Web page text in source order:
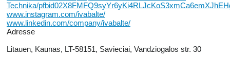
Technika/
www.instagram.com/ivabalte/
www.linkedin.com/company/ivabalte/
Adresse
Litauen, Kaunas, LT-58151, Savieciai, Vandziogalos str. 30